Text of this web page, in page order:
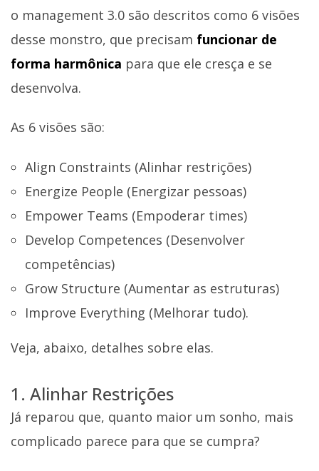
o management 3.0 são descritos como 6 visões
desse monstro, que precisam funcionar de
forma harmônica para que ele cresça e se
desenvolva.
As 6 visões são:
Align Constraints (Alinhar restrições)
Energize People (Energizar pessoas)
Empower Teams (Empoderar times)
Develop Competences (Desenvolver
competências)
Grow Structure (Aumentar as estruturas)
Improve Everything (Melhorar tudo).
Veja, abaixo, detalhes sobre elas.
1. Alinhar Restrições
Já reparou que, quanto maior um sonho, mais
complicado parece para que se cumpra?